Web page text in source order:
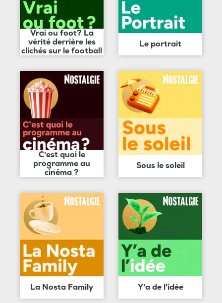
Vrai ou foot? La
vérité derrière les
clichés sur le football
Le portrait
C'est quoi le
programme au
cinéma ?
Sous le soleil
La Nosta Family Y'a de l'idée